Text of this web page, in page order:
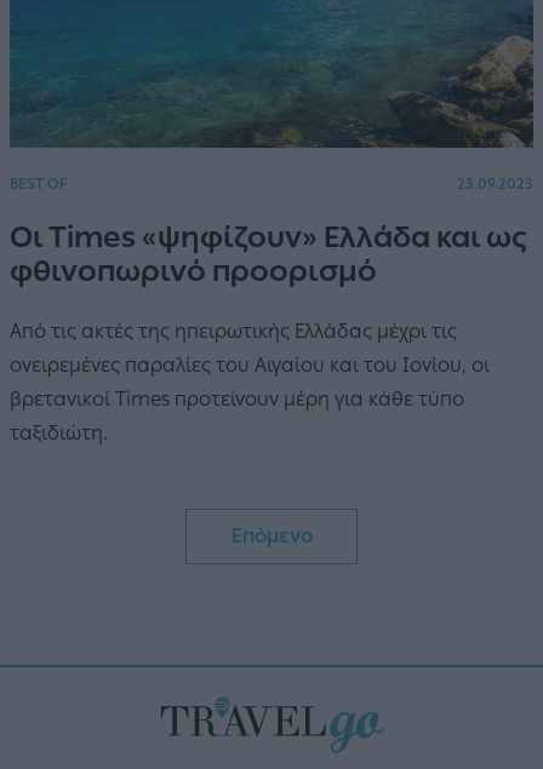
BEST OF 23.09.2023
Οι Times «ψηφίζουν» Ελλάδα και ως
φθινοπωρινό προορισμό
Από τις ακτές της ηπειρωτικής Ελλάδας μέχρι τις
ονειρεμένες παραλίες του Αιγαίου και του Ιονίου, οι
βρετανικοί Times προτείνουν μέρη για κάθε τύπο
ταξιδιώτη.
Επόμενο